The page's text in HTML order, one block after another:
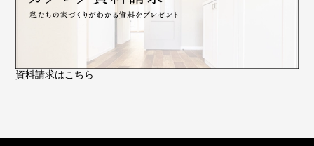
資料請求はこちら